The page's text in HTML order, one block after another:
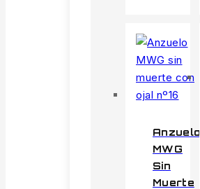
Anzuelo
MWG
Sin
Muerte